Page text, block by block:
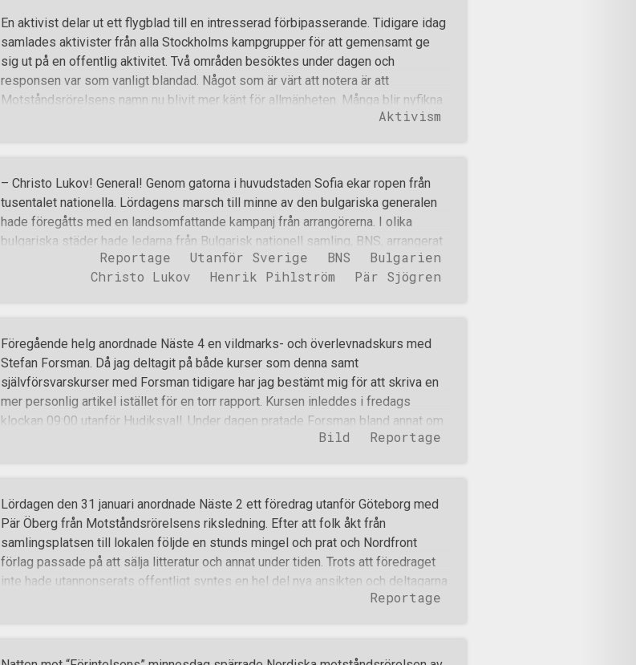
Hallberg-Cuula leva vidare. Nedan följer ett utdrag ur talet: Gösta Hallberg-Cuula
föddes den 4 november 1912. Två år efter Hallberg-Cuulas födelse kastades
Europa in i Det Första Världskriget – ett förödande krig som bland annat ledde
till att kommunisterna tog makten i Ryssland och började förslava de
östeuropeiska folken. Gösta Hallberg-Cuula blev tidigt nationalsocialist och v
En aktivist delar ut ett flygblad till en intresserad förbipasserande. Tidigare idag
samlades aktivister från alla Stockholms kampgrupper för att gemensamt ge
sig ut på en offentlig aktivitet. Två områden besöktes under dagen och
responsen var som vanligt blandad. Något som är värt att notera är att
Motståndsrörelsens namn nu blivit mer känt för allmänheten. Många blir nyfikna
att själva ta del av information från våra aktivister istället för att läsa lögnerna
började med glatt humör dela ut flygblad. Allmänheten gav ett trevligt
bemötande och våra aktivister fick flertalet komplimanger under tiden på plats.
Polisen valde som vanligt att besöka aktiviteten, men fick efter ett kort tag
vända tillbaka då de konstaterat att inga lagar hade brutits. Vid avfärden så valde
aktivisterna att spärra av ingången till Willys, som ett resultat av der
Aktivism
– Christo Lukov! General! Genom gatorna i huvudstaden Sofia ekar ropen från
tusentalet nationella. Lördagens marsch till minne av den bulgariska generalen
hade föregåtts med en landsomfattande kampanj från arrangörerna. I olika
bulgariska städer hade ledarna från Bulgarisk nationell samling, BNS, arrangerat
föredrag. Kampanjmaterial hade spridits och internetsidor hade informerat om
den stora demonstrationen. Hyllning till Christo Lukov i huvudstaden Sofia 14/2
den fosterländska rörelsen som stod de tyska nationalsocialisterna nära.
Hyllningarna till den Christo Lukov har blivit en kontroversiell fråga. Flera
lobbygrupper och utländska representanter från bland annat EU och Ryssland
hade uppmanat bulgariska staten att förbjuda marschen som blivit en årlig
tradition. Detta år valde regimen att vara inställsam till påtryckarna. Församling
Reportage Utanför Sverige BNS
Bulgarien
Christo Lukov
Henrik Pihlström Pär Sjögren
Föregående helg anordnade Näste 4 en vildmarks- och överlevnadskurs med
Stefan Forsman. Då jag deltagit på både kurser som denna samt
självförsvarskurser med Forsman tidigare har jag bestämt mig för att skriva en
mer personlig artikel istället för en torr rapport. Kursen inleddes i fredags
klockan 09:00 utanför Hudiksvall. Under dagen pratade Forsman bland annat om
vildmarksliv, vinnartänk och personlig utveckling. Frukost, lunch och middag åts
med en genomgång av navigation där de närvarande fick lära sig att ta ut
färdriktning med hjälp av karta och kompass samt informerades om olika sätt att
identifiera de fyra väderstrecken på med hjälp av naturtecken. Därefter begav
sig deltagarna ut i skogen där man reste ett militärtält och la sig för att sova. Då
jag själv varit med på en liknande kurs där vi blev väckta bara några minuter efter
Bild Reportage
Lördagen den 31 januari anordnade Näste 2 ett föredrag utanför Göteborg med
Pär Öberg från Motståndsrörelsens riksledning. Efter att folk åkt från
samlingsplatsen till lokalen följde en stunds mingel och prat och Nordfront
förlag passade på att sälja litteratur och annat under tiden. Trots att föredraget
inte hade utannonserats offentligt syntes en hel del nya ansikten och deltagarna
var uppemot 50-talet. Efter en stund var det då dags för föredrag och efter en
som hotar vårt folk, vilket inte minst märks i fikarummen ute i landet där ämnet
Reportage